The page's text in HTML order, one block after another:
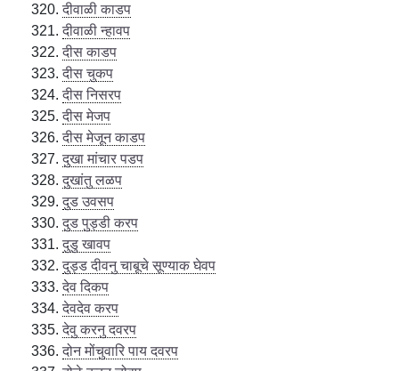
दीवाळी काडप
दीवाळी न्हावप
दीस काडप
दीस चुकप
दीस निसरप
दीस मेजप
दीस मेजून काडप
दुखा मांचार पडप
दुखांतु लळप
दुड उवसप
दुड पुड्डी करप
दुडु खावप
दुड्ड दीवनु चाबूचे सूण्याक घेवप
देव दिकप
देवदेव करप
देवु करनु दवरप
दोन मोंचुवारि पाय दवरप